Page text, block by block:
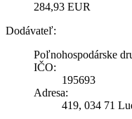
284,93 EUR
Dodávateľ:
Poľnohospodárske
IČO:
195693
Adresa:
419, 034 71